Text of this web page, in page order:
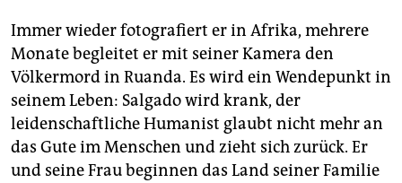
Immer wieder fotografiert er in Afrika, mehrere
Monate begleitet er mit seiner Kamera den
Völkermord in Ruanda. Es wird ein Wendepunkt in
seinem Leben: Salgado wird krank, der
leidenschaftliche Humanist glaubt nicht mehr an
das Gute im Menschen und zieht sich zurück. Er
und seine Frau beginnen das Land seiner Familie